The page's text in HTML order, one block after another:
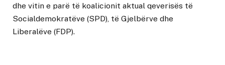
dhe vitin e parë të koalicionit aktual qeverisës të
Socialdemokratëve (SPD), të Gjelbërve dhe
Liberalëve (FDP).